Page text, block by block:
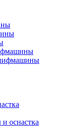
оснастка